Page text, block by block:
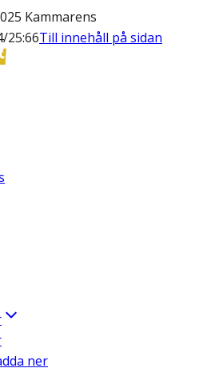
Kammarens
25:66Till innehåll på sidan
ner